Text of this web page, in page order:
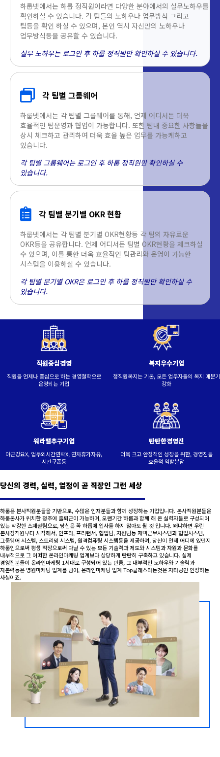
하룹넷에서는 하룹 정직원이라면 다양한 분야에서의 실무노하우를
확인하실 수 있습니다. 각 팀들의 노하우나 업무방식 그리고
팁등을 확인 하실 수 있으며, 본인 역시 자신만의 노하우나
업무방식등을 공유할 수 있습니다.
실무 노하우는 로그인 후 하룹 정직원만 확인하실 수 있습니다.
각 팀별 그룹웨어
하룹넷에서는 각 팀별 그룹웨어를 통해, 언제 어디서든 더욱
효율적인 팀운영과 협업이 가능합니다. 또한 팀내 중요한 사항들을
상시 체크하고 관리하여 더욱 효율 높은 업무를 가능케하고
있습니다.
각 팀별 그룹웨어는 로그인 후 하룹 정직원만 확인하실 수
있습니다.
각 팀별 분기별 OKR 현황
하룹넷에서는 각 팀별 분기별 OKR현황등 각 팀의 자유로운
OKR등을 공유합니다. 언제 어디서든 팀별 OKR현황을 체크하실
수 있으며, 이를 통한 더욱 효율적인 팀관리와 운영이 가능한
시스템을 이용하실 수 있습니다.
각 팀별 분기별 OKR은 로그인 후 하룹 정직원만 확인하실 수
있습니다.
직원중심경영
직원을 언제나 중심으로 하는 경영철학으로
운영되는 기업
복지우수기업
정직원복지는 기본, 모든 업무자들의 복지 매분기
강화
워라밸추구기업
야근강요X, 업무외시간연락X, 연차휴가자유,
시간쿠폰등
탄탄한경영진
더욱 크고 안정적인 성장을 위한, 경영진들
효율적 역할분담
당신의 경력, 실력, 열정이 곧 직장인 그런 세상
하룹은 본사직원분들을 기반으로, 수많은 인재분들과 함께 성장하는 기업입니다. 본사직원분들은
하룹본사가 위치한 청주에 출퇴근이 가능하며, 오랜기간 하룹과 함께 해 온 실력자들로 구성되어
있는 막강한 스페셜팀으로, 당신은 꼭 하룹에 입사를 하지 않아도 될 것 입니다. 왜냐하면 우린
본사정직원부터 시작해서, 인프라, 프리랜서, 협업팀, 지원팀등 재택근무시스템과 협업시스템,
그룹웨어 시스템, 스트리밍 시스템, 원격컴퓨팅 시스템등을 제공하며, 당신이 언제 어디에 있던지
하룹인으로써 평생 직장으로써 다닐 수 있는 모든 기술력과 제도와 시스템과 자원과 문화를
내부적으로 그 어떠한 온라인마케팅 업계보다 상당하게 탄탄히 구축하고 있습니다. 실제
경영진분들이 온라인마케팅 1세대로 구성되어 있는 만큼, 그 내부적인 노하우와 기술력과
자본력등은 병원마케팅 업계를 넘어, 온라인마케팅 업계 Top클래스라는것은 자타공인 인정하는
사실이죠.